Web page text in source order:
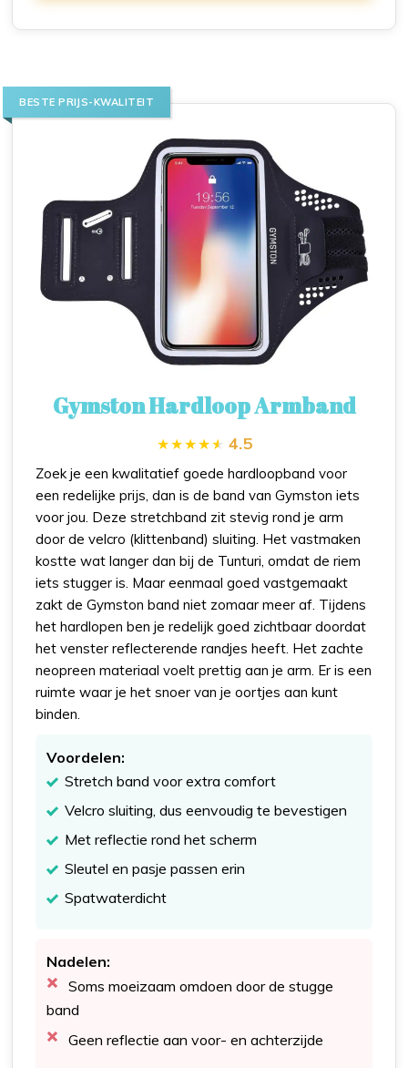
BESTE PRIJS-KWALITEIT
Gymston Hardloop Armband
4.5
Zoek je een kwalitatief goede hardloopband voor
een redelijke prijs, dan is de band van Gymston iets
voor jou. Deze stretchband zit stevig rond je arm
door de velcro (klittenband) sluiting. Het vastmaken
kostte wat langer dan bij de Tunturi, omdat de riem
iets stugger is. Maar eenmaal goed vastgemaakt
zakt de Gymston band niet zomaar meer af. Tijdens
het hardlopen ben je redelijk goed zichtbaar doordat
het venster reflecterende randjes heeft. Het zachte
neopreen materiaal voelt prettig aan je arm. Er is een
ruimte waar je het snoer van je oortjes aan kunt
binden.
Voordelen:
Stretch band voor extra comfort
Velcro sluiting, dus eenvoudig te bevestigen
Met reflectie rond het scherm
Sleutel en pasje passen erin
Spatwaterdicht
Nadelen:
Soms moeizaam omdoen door de stugge
band
Geen reflectie aan voor- en achterzijde